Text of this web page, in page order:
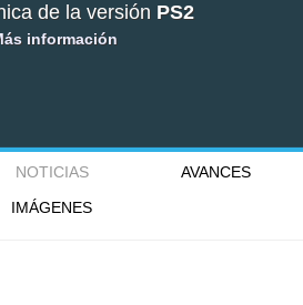
de la versión PS2
información
NOTICIAS
AVANCES
IMÁGENES